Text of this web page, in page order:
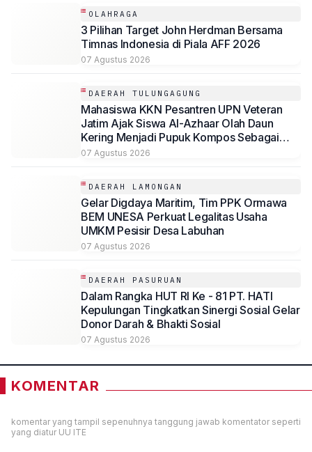
OLAHRAGA
3 Pilihan Target John Herdman Bersama
Timnas Indonesia di Piala AFF 2026
07 Agustus 2026
DAERAH TULUNGAGUNG
Mahasiswa KKN Pesantren UPN Veteran
Jatim Ajak Siswa Al-Azhaar Olah Daun
Kering Menjadi Pupuk Kompos Sebagai
Solusi Ramah Lingkungan
07 Agustus 2026
DAERAH LAMONGAN
Gelar Digdaya Maritim, Tim PPK Ormawa
BEM UNESA Perkuat Legalitas Usaha
UMKM Pesisir Desa Labuhan
07 Agustus 2026
DAERAH PASURUAN
Dalam Rangka HUT RI Ke - 81 PT. HATI
Kepulungan Tingkatkan Sinergi Sosial Gelar
Donor Darah & Bhakti Sosial
07 Agustus 2026
KOMENTAR
komentar yang tampil sepenuhnya tanggung jawab komentator seperti
yang diatur UU ITE